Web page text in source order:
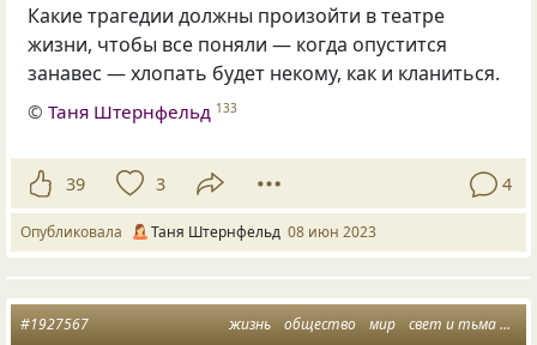
Какие трагедии должны произойти в театре
жизни, чтобы все поняли — когда опустится
занавес — хлопать будет некому, как и кланиться.
©Таня Штернфельд 133
39 3 4
Опубликовала Таня Штернфельд 08 июн 2023
жизнь общество мир свет и тьма
#1927567